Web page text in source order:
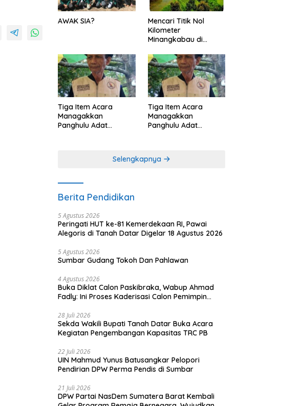
AWAK SIA?
Mencari Titik Nol
Kilometer
Minangkabau di
Dimanakah Lokasi
nya?
Tiga Item Acara
Managakkan
Panghulu Adat
Tiga Item Acara
Managakkan
Panghulu Adat
Selengkapnya
Berita Pendidikan
5 Agustus 2026
Peringati HUT ke-81 Kemerdekaan RI, Pawai
Alegoris di Tanah Datar Digelar 18 Agustus 2026
5 Agustus 2026
Sumbar Gudang Tokoh Dan Pahlawan
4 Agustus 2026
Buka Diklat Calon Paskibraka, Wabup Ahmad
Fadly: Ini Proses Kaderisasi Calon Pemimpin
28 Juli 2026
Sekda Wakili Bupati Tanah Datar Buka Acara
Kegiatan Pengembangan Kapasitas TRC PB
22 Juli 2026
UIN Mahmud Yunus Batusangkar Pelopori
Pendirian DPW Perma Pendis di Sumbar
21 Juli 2026
DPW Partai NasDem Sumatera Barat Kembali